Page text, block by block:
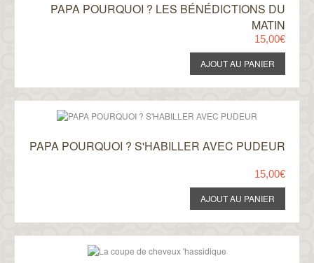
PAPA POURQUOI ? LES BÉNÉDICTIONS DU
MATIN
15,00€
PAPA POURQUOI ? S'HABILLER AVEC PUDEUR
15,00€